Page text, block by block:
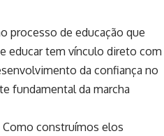
processo de educação que
educar tem vínculo direto com
da confiança no
fundamental da marcha
construímos elos